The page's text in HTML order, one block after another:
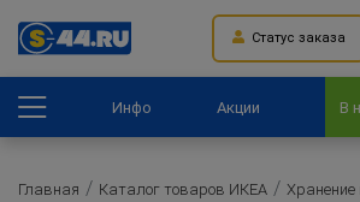
Статус заказа
Инфо Акции В
Главная Каталог товаров ИКЕА
Хранение